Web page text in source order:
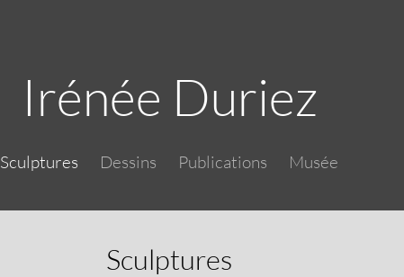
Irénée Duriez
Sculptures Dessins Publications Musée
Sculptures